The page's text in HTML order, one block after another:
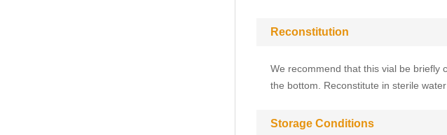
Reconstitution
We recommend that this vial be briefly
the bottom. Reconstitute in sterile
Storage Conditions